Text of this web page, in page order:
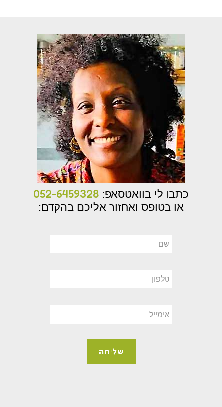
כתבו לי בוואטסאפ: 052-6459328
או בטופס ואחזור אליכם בהקדם: